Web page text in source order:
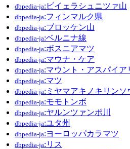
dbpedia-ja:ビイェラシュニツァ山
dbpedia-ja:フィンマルク県
dbpedia-ja:ブロッケン山
dbpedia-ja:ベルニナ線
dbpedia-ja:ボスニアマツ
dbpedia-ja:マウナ・ケア
dbpedia-ja:マウント・アスパイア
dbpedia-ja:マツ
dbpedia-ja:ミヤマアキノキリンソ
dbpedia-ja:モモトンボ
dbpedia-ja:ヤルンツァンポ川
dbpedia-ja:ユタ州
dbpedia-ja:ヨーロッパカラマツ
dbpedia-ja:リス